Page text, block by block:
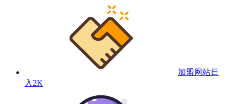
加盟网站日
入2K